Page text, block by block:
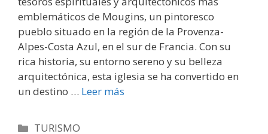
emblemáticos de Mougins, un pintoresco
pueblo situado en la región de la Provenza-
Alpes-Costa Azul, en el sur de Francia. Con su
rica historia, su entorno sereno y su belleza
arquitectónica, esta iglesia se ha convertido en
un destino … Leer más
Categorías
TURISMO